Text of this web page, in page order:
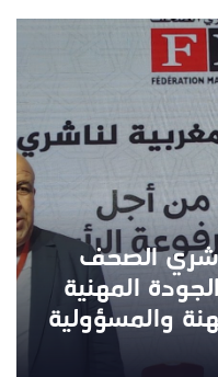
الصحف
المهنية
والمسؤولية